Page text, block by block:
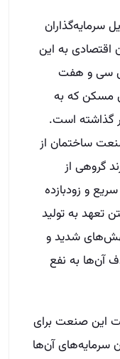
سرمایه‌گذاران
اقتصادی به این
سی و هفت
مسکن که به
گذاشته است.
ساختمان از
گروهی از
و زودبازده
تعهد به تولید
شدید و
آن‌ها به نفع
این صنعت برای
سرمایه‌های آن‌ها